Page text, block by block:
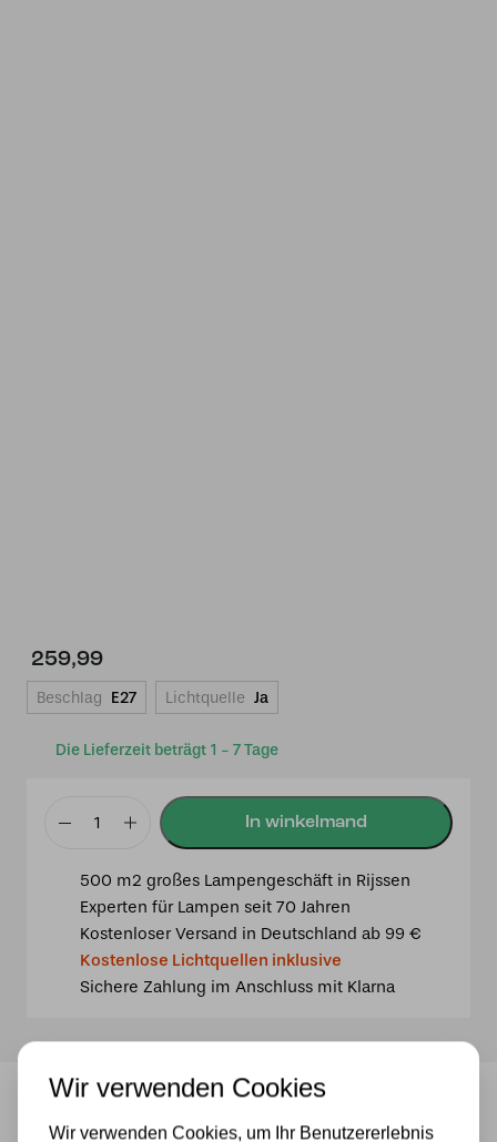
Die Lieferzeit beträgt 1 - 7 Tage
259,99
Beschlag E27 Lichtquelle Ja
Tiffany
Pretty
Menge
500 m2 großes Lampengeschäft in Rijssen
Experten für Lampen seit 70 Jahren
Kostenloser Versand in Deutschland ab 99 €
Kostenlose Lichtquellen inklusive
Sichere Zahlung im Anschluss mit Klarna
Tiffany Tischlampe Pretty 40 P52
Wir verwenden Cookies
Wir verwenden Cookies, um Ihr Benutzererlebnis